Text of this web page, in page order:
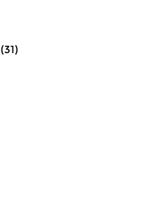
(31)